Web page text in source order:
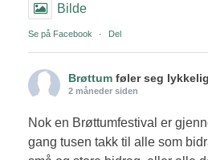
Bilde
Se på Facebook · Del
Brøttum føler seg
2 måneder siden
Nok en Brøttumfestival er
gang tusen takk til alle som